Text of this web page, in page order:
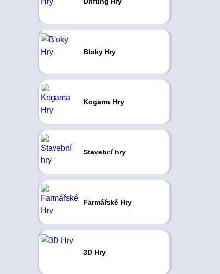
Bloky Hry
Kogama Hry
Stavební hry
Farmářské Hry
3D Hry